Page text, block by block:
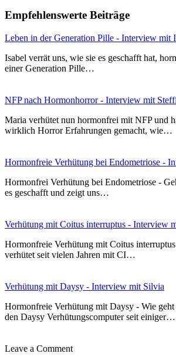
Empfehlenswerte Beiträge
Leben in der Generation Pille - Interview mit
Isabel verrät uns, wie sie es geschafft hat,
einer Generation Pille…
NFP nach Hormonhorror - Interview mit Steffi
Maria verhütet nun hormonfrei mit NFP und
wirklich Horror Erfahrungen gemacht, wie…
Hormonfreie Verhütung bei Endometriose -
Hormonfrei Verhütung bei Endometriose -
es geschafft und zeigt uns…
Verhütung mit Coitus interruptus - Interview
Hormonfreie Verhütung mit Coitus
verhütet seit vielen Jahren mit CI…
Verhütung mit Daysy - Interview mit Silvia
Hormonfreie Verhütung mit Daysy - Wie
den Daysy Verhütungscomputer seit einiger…
Leave a Comment